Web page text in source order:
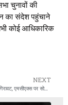
चुनावों की
का संदेश पहुंचाने
कोई आधिकारिक
NEXT
सोना-चांदी में जोरदार गिरावट, एमसीएक्स पर सोना ₹1,129 सस्ता